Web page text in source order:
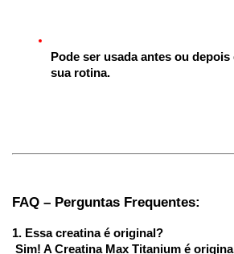
Pode ser usada antes ou
sua rotina.
FAQ – Perguntas Frequentes:
1. Essa creatina é original?